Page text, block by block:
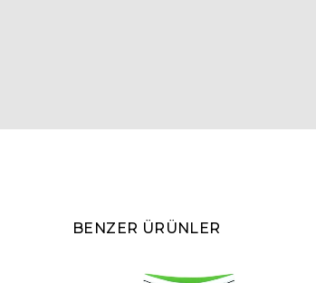
BENZER ÜRÜNLER